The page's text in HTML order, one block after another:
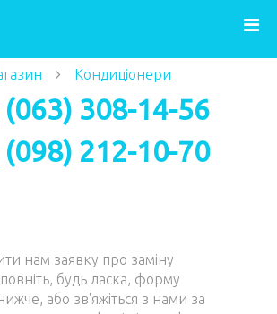
Кондиціонери
(063) 308-14-56
(098) 212-10-70
нам заявку про заміну
будь ласка, форму
або зв'яжіться з нами за